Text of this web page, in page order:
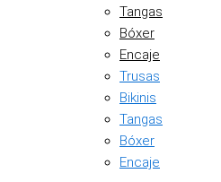
Tangas
Bóxer
Encaje
Trusas
Bikinis
Tangas
Bóxer
Encaje